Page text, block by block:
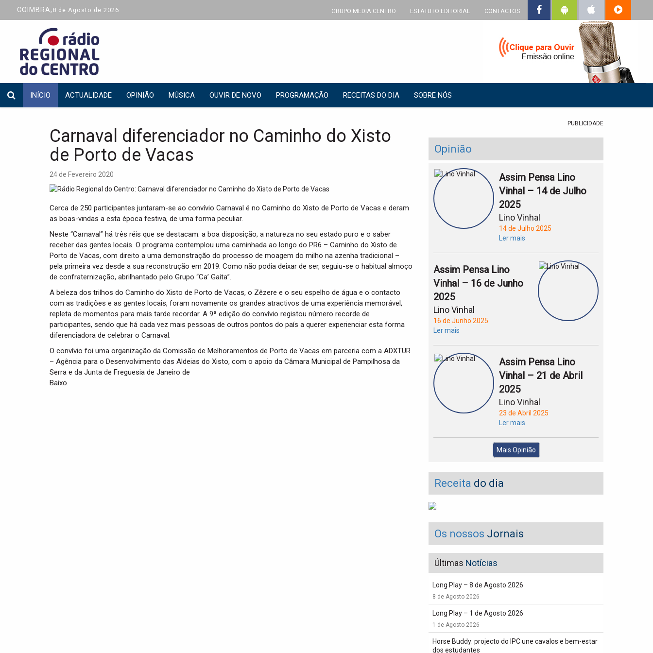
COIMBRA, 8 de Agosto de 2026 GRUPO MEDIA CENTRO ESTATUTO EDITORIAL CONTACTOS
INÍCIO ACTUALIDADE OPINIÃO MÚSICA OUVIR DE NOVO PROGRAMAÇÃO RECEITAS DO DIA SOBRE NÓS
Carnaval diferenciador no Caminho do Xisto
de Porto de Vacas
24 de Fevereiro 2020
Cerca de 250 participantes juntaram-se ao convívio Carnaval é no Caminho do Xisto de Porto de Vacas e deram
as boas-vindas a esta época festiva, de uma forma peculiar.
Neste “Carnaval” há três réis que se destacam: a boa disposição, a natureza no seu estado puro e o saber
receber das gentes locais. O programa contemplou uma caminhada ao longo do PR6 – Caminho do Xisto de
Porto de Vacas, com direito a uma demonstração do processo de moagem do milho na azenha tradicional –
pela primeira vez desde a sua reconstrução em 2019. Como não podia deixar de ser, seguiu-se o habitual almoço
de confraternização, abrilhantado pelo Grupo “Ca’ Gaita”.
A beleza dos trilhos do Caminho do Xisto de Porto de Vacas, o Zêzere e o seu espelho de água e o contacto
com as tradições e as gentes locais, foram novamente os grandes atractivos de uma experiência memorável,
repleta de momentos para mais tarde recordar. A 9ª edição do convívio registou número recorde de
participantes, sendo que há cada vez mais pessoas de outros pontos do país a querer experienciar esta forma
diferenciadora de celebrar o Carnaval.
O convívio foi uma organização da Comissão de Melhoramentos de Porto de Vacas em parceria com a ADXTUR
– Agência para o Desenvolvimento das Aldeias do Xisto, com o apoio da Câmara Municipal de Pampilhosa da
Serra e da Junta de Freguesia de Janeiro de
Baixo.
PUBLICIDADE
Opinião
Assim Pensa Lino
Vinhal – 14 de Julho
2025
Lino Vinhal
14 de Julho 2025
Ler mais
Assim Pensa Lino
Vinhal – 16 de Junho
2025
Lino Vinhal
16 de Junho 2025
Ler mais
Assim Pensa Lino
Vinhal – 21 de Abril
2025
Lino Vinhal
23 de Abril 2025
Ler mais
Mais Opinião
Receita do dia
Os nossos Jornais
Últimas Notícias
Long Play – 8 de Agosto 2026
8 de Agosto 2026
Long Play – 1 de Agosto 2026
1 de Agosto 2026
Horse Buddy: projecto do IPC une cavalos e bem-estar
dos estudantes